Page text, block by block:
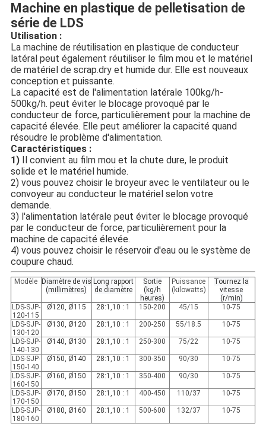
Machine en plastique de pelletisation de
série de LDS
Utilisation :
La machine de réutilisation en plastique de conducteur
latéral peut également réutiliser le film mou et le matériel
de matériel de scrap.dry et humide dur. Elle est nouveaux
conception et puissante.
La capacité est de l'alimentation latérale 100kg/h-
500kg/h. peut éviter le blocage provoqué par le
conducteur de force, particulièrement pour la machine de
capacité élevée. Elle peut améliorer la capacité quand
résoudre le problème d'alimentation.
Caractéristiques :
1)
Il convient au film mou et la chute dure, le produit
solide et le matériel humide.
2) vous pouvez choisir le broyeur avec le ventilateur ou le
convoyeur au conducteur le matériel selon votre
demande.
3) l'alimentation latérale peut éviter le blocage provoqué
par le conducteur de force, particulièrement pour la
machine de capacité élevée.
4) vous pouvez choisir le réservoir d'eau ou le système de
coupure chaud.
Modèle
Diamètre de vis
(millimètres)
Long rapport
de diamètre
Sortie
(kg/h
heures)
Puissance
(kilowatts)
Tournez la
vitesse
(r/min)
LDS-SJP-
120-115
Ø120, Ø115 28:1,10 : 1 150-200 45/15 10-75
LDS-SJP-
130-120
Ø130, Ø120 28:1,10 : 1 200-250 55/18.5 10-75
LDS-SJP-
140-130
Ø140, Ø130 28:1,10 : 1 250-300 75/22 10-75
LDS-SJP-
150-140
Ø150, Ø140 28:1,10 : 1 300-350 90/30 10-75
LDS-SJP-
160-150
Ø160, Ø150 28:1,10 : 1 350-400 90/30 10-75
LDS-SJP-
170-150
Ø170, Ø150 28:1,10 : 1 400-450 110/37 10-75
LDS-SJP-
180-160
Ø180, Ø160 28:1,10 : 1 500-600 132/37 10-75